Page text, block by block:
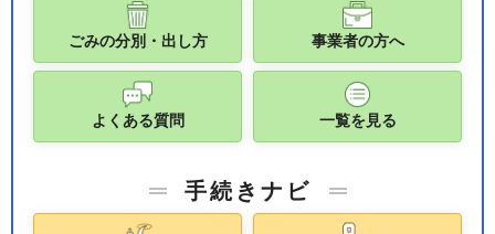
ごみの分別・出し方 事業者の方へ
よくある質問 一覧を見る
手続きナビ